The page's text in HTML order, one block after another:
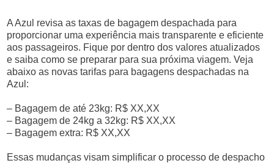
A Azul revisa as taxas de bagagem despachada para
proporcionar uma experiência mais transparente e eficiente
aos passageiros. Fique por dentro dos valores atualizados
e saiba como se preparar para sua próxima viagem. Veja
abaixo as novas tarifas para bagagens despachadas na
Azul:
– Bagagem de até 23kg: R$ XX,XX
– Bagagem de 24kg a 32kg: R$ XX,XX
– Bagagem extra: R$ XX,XX
Essas mudanças visam simplificar o processo de despacho